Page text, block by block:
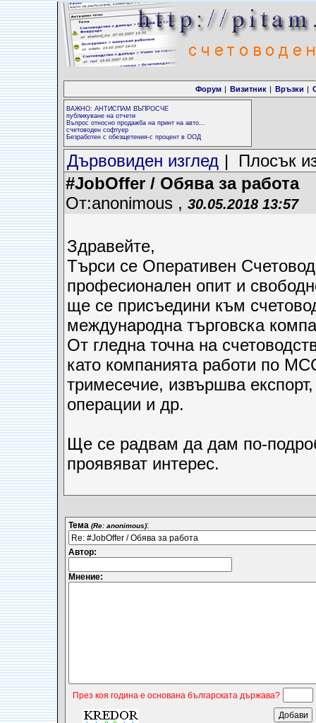
Форум | Визитник | Връзки |
ВАЖНО: АНТИСПАМ ВЪПРОСЧЕ
публикуване на отчети
Въпрос относно продажба на принт на авто...
счетоводен софтуер
Безработен с обезщетения-с процент в ООД
Дървовиден изглед | Плосък
#JobOffer / Обява за работа
От:anonimous , 30.05.2018 13:57
Здравейте,
Търси се Оперативен
професионален опит и
ще се присъедини към
международна търговска
От гледна точна на
като компанията работи по
тримесечие, извършва
операции и др.
Ще се радвам да дам по-
проявяват интерес.
Тема (Re: anonimous):
Автор:
Мнение:
През коя година е основана българската държава?